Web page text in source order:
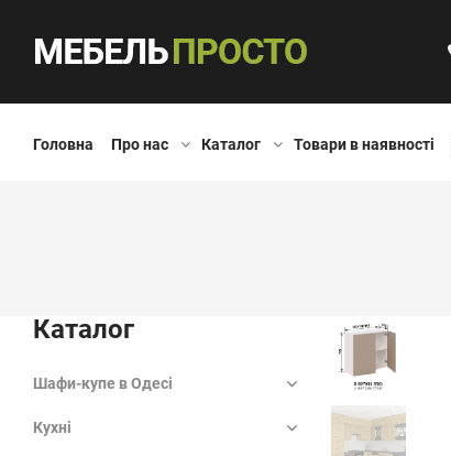
Головна Про нас Каталог Товари в наявності
Каталог
Шафи-купе в Одесі
Кухні